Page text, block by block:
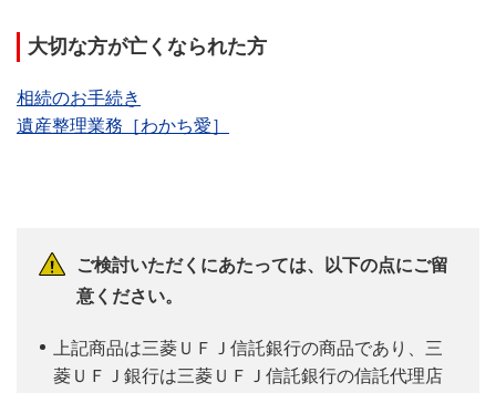
てくわしくは以下記事をご確認ください。
＞遺産整理を銀行に依頼するケースとは？
メリットと合わせて解説
大切な方が亡くなられた方
相続のお手続き
遺産整理業務［わかち愛］
ご検討いただくにあたっては、以下の点にご留
意ください。
上記商品は三菱ＵＦＪ信託銀行の商品であり、三
菱ＵＦＪ銀行は三菱ＵＦＪ信託銀行の信託代理店